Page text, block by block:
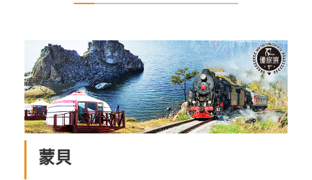
蒙貝